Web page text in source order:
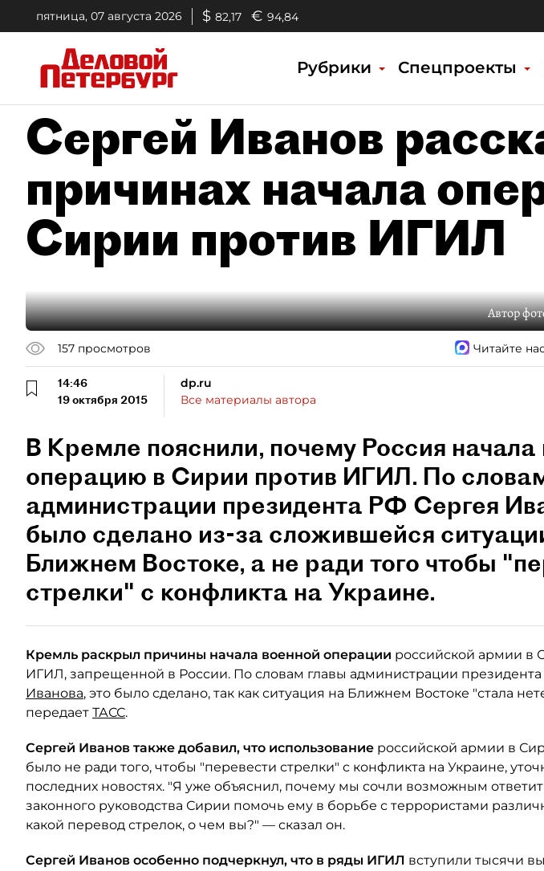
пятница, 07 августа 2026 $ 82,17 € 94,84
Рубрики Спецпроекты
Сергей Иванов
причинах начала
Сирии против ИГИЛ
Автор
157 просмотров Читайте
14:46
19 октября 2015
dp.ru
Все материалы автора
В Кремле пояснили, почему Россия начала
операцию в Сирии против ИГИЛ. По
администрации президента РФ Сергея
было сделано из-за сложившейся
Ближнем Востоке, а не ради того чтобы
стрелки" с конфликта на Украине.
Кремль раскрыл причины начала военной операции российской армии в
ИГИЛ, запрещенной в России. По словам главы администрации
Иванова, это было сделано, так как ситуация на Ближнем Востоке "стала
передает ТАСС.
Сергей Иванов также добавил, что использование российской армии в
было не ради того, чтобы "перевести стрелки" с конфликта на Украине,
последних новостях. "Я уже объяснил, почему мы сочли возможным
законного руководства Сирии помочь ему в борьбе с террористами
какой перевод стрелок, о чем вы?" — сказал он.
Сергей Иванов особенно подчеркнул, что в ряды ИГИЛ вступили тысячи